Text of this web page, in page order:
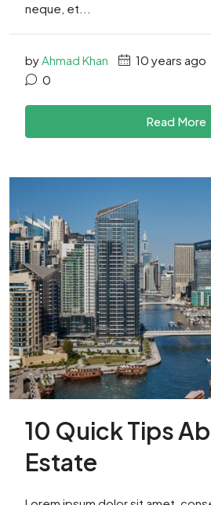
neque, et...
byAhmad Khan 10 years ago
0
Read More
10 Quick Tips
Estate